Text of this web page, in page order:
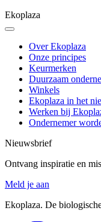
Ekoplaza
Over Ekoplaza
Onze principes
Keurmerken
Duurzaam
Winkels
Ekoplaza in het
Werken bij
Ondernemer
Nieuwsbrief
Ontvang inspiratie en
Meld je aan
Ekoplaza. De